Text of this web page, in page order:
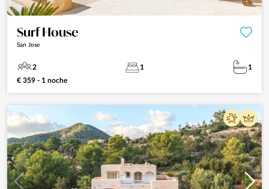
Surf House
San Jose
2 1
1
€ 359 - 1 noche